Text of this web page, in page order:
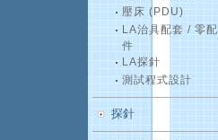
壓床 (PDU)
LA治具配套 / 零配
件
LA探針
測試程式設計
探針